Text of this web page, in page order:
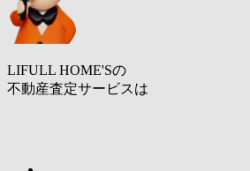
LIFULL HOME'Sの
不動産査定サービスは